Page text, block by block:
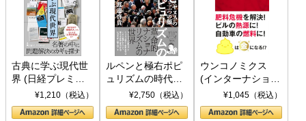
古典に学ぶ現代世
界 (日経プレミア
シリーズ)¥1,210（税込）
ルペンと極右ポピ
ュリズムの時代：
〈ヤヌス〉の二つ
の顔
¥2,750（税込）
ウンコノミクス
(インターナショナ
ル新書)¥1,045（税込）